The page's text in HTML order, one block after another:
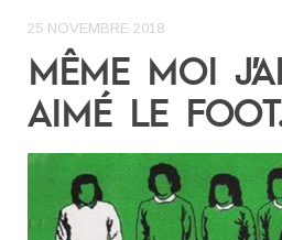
25 NOVEMBRE 2018
MÊME MOI
AIMÉ LE